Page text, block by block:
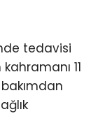
tedavisi
11